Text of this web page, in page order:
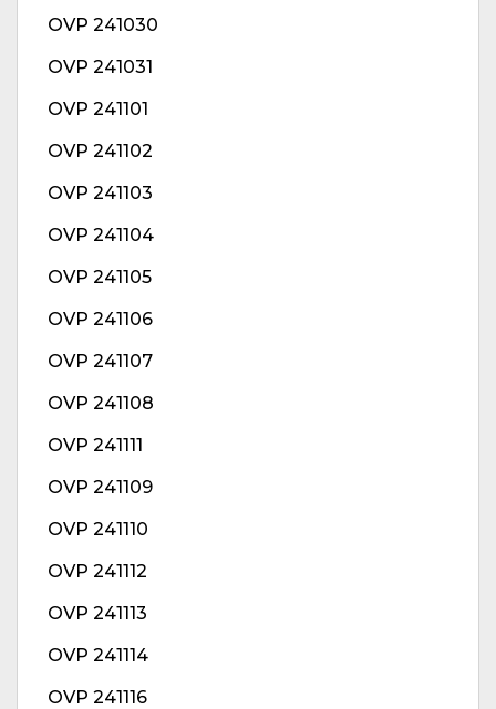
OVP 241030
OVP 241031
OVP 241101
OVP 241102
OVP 241103
OVP 241104
OVP 241105
OVP 241106
OVP 241107
OVP 241108
OVP 241111
OVP 241109
OVP 241110
OVP 241112
OVP 241113
OVP 241114
OVP 241116